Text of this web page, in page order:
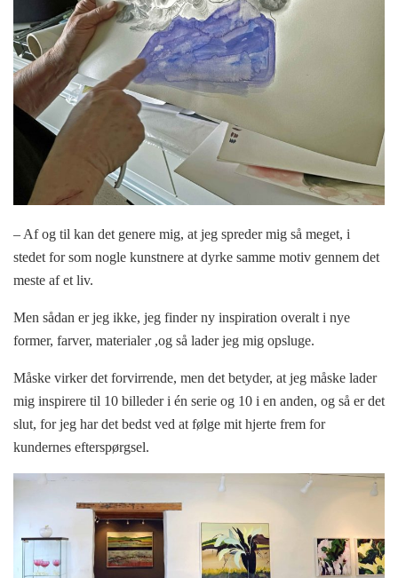
– Af og til kan det genere mig, at jeg spreder mig så meget, i
stedet for som nogle kunstnere at dyrke samme motiv gennem det
meste af et liv.
Men sådan er jeg ikke, jeg finder ny inspiration overalt i nye
former, farver, materialer ,og så lader jeg mig opsluge.
Måske virker det forvirrende, men det betyder, at jeg måske lader
mig inspirere til 10 billeder i én serie og 10 i en anden, og så er det
slut, for jeg har det bedst ved at følge mit hjerte frem for
kundernes efterspørgsel.